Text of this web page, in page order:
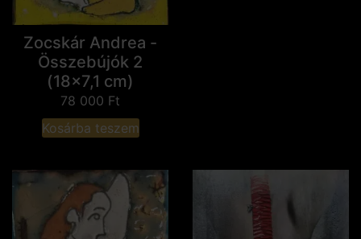
Zocskár Andrea -
Összebújók 2
(18x7,1 cm)
78 000 Ft
Kosárba teszem